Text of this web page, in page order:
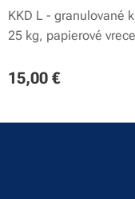
KKD L - granulované
25 kg, papierové vrece
15,00 €